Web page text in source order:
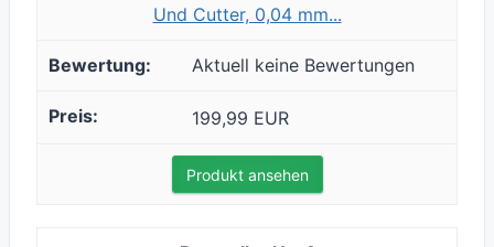
Und Cutter, 0,04 mm...
Aktuell keine Bewertungen
199,99 EUR
Produkt ansehen